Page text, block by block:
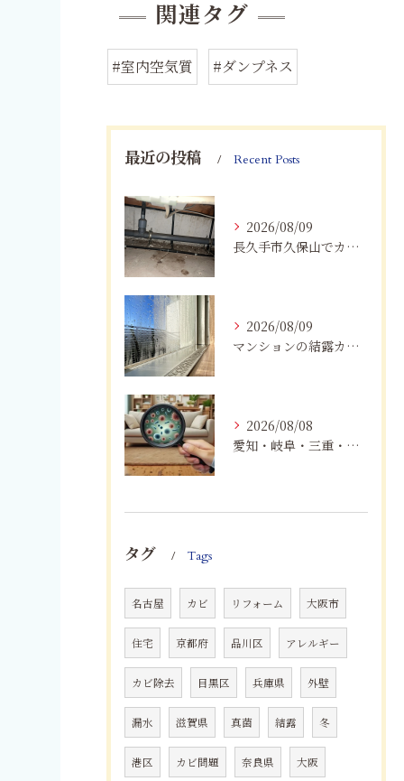
関連タグ
#室内空気質 #ダンプネス
最近の投稿 Recent Posts
2026/08/09
長久手市久保山でカビにお困りの方へ｜原因・対策・業者へ相談する目安を解説
2026/08/09
マンションの結露カビを根絶！断熱改修と防カビリフォーム
2026/08/08
愛知・岐阜・三重・静岡で真菌（カビ）による健康被害にお悩みの方へ｜室内環境改善とMIST工法®による専門対策
タグ Tags
名古屋 カビ リフォーム 大阪市
住宅 京都府 品川区 アレルギー
カビ除去 目黒区 兵庫県 外壁
漏水 滋賀県 真菌 結露 冬
港区 カビ問題 奈良県 大阪